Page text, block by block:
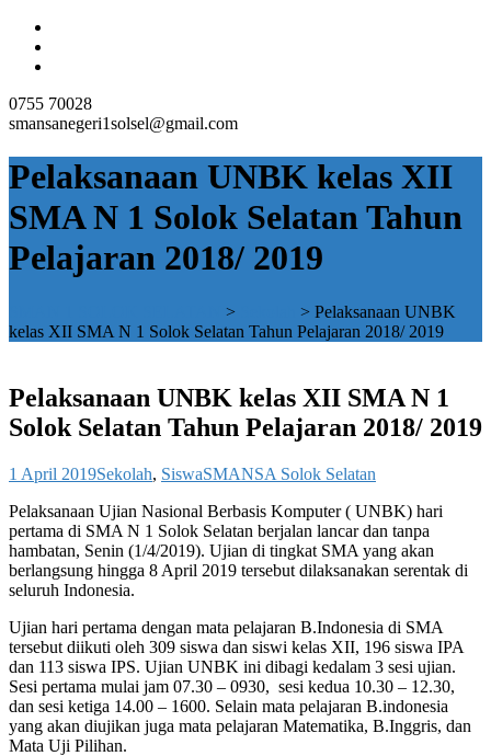
0755 70028
smansanegeri1solsel@gmail.com
Pelaksanaan UNBK kelas XII
SMA N 1 Solok Selatan Tahun
Pelajaran 2018/ 2019
> > Pelaksanaan UNBK
kelas XII SMA N 1 Solok Selatan Tahun Pelajaran 2018/ 2019
Pelaksanaan UNBK kelas XII SMA N 1
Solok Selatan Tahun Pelajaran 2018/ 2019
1 April 2019Sekolah, SiswaSMANSA Solok Selatan
Pelaksanaan Ujian Nasional Berbasis Komputer ( UNBK) hari
pertama di SMA N 1 Solok Selatan berjalan lancar dan tanpa
hambatan, Senin (1/4/2019). Ujian di tingkat SMA yang akan
berlangsung hingga 8 April 2019 tersebut dilaksanakan serentak di
seluruh Indonesia.
Ujian hari pertama dengan mata pelajaran B.Indonesia di SMA
tersebut diikuti oleh 309 siswa dan siswi kelas XII, 196 siswa IPA
dan 113 siswa IPS. Ujian UNBK ini dibagi kedalam 3 sesi ujian.
Sesi pertama mulai jam 07.30 – 0930, sesi kedua 10.30 – 12.30,
dan sesi ketiga 14.00 – 1600. Selain mata pelajaran B.indonesia
yang akan diujikan juga mata pelajaran Matematika, B.Inggris, dan
Mata Uji Pilihan.